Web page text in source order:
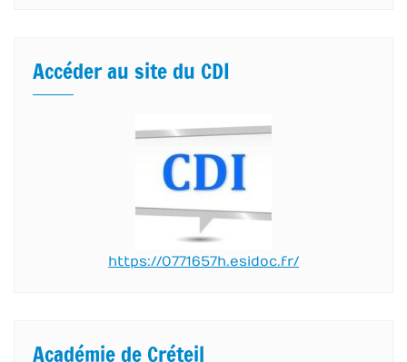
Accéder au site du CDI
https://0771657h.esidoc.fr/
Académie de Créteil